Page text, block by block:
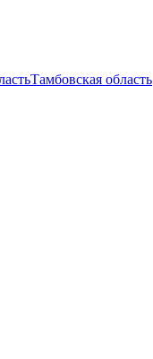
Тамбовская область